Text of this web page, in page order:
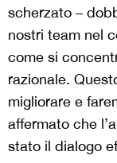
scherzato –
nostri team nel
come si
razionale.
migliorare e
affermato che
stato il dialogo